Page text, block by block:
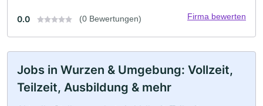
0.0 (0 Bewertungen) Firma bewerten
Jobs in Wurzen & Umgebung: Vollzeit,
Teilzeit, Ausbildung & mehr